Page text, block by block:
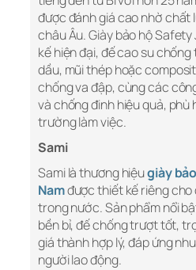
được đánh giá cao nhờ chất
châu Âu. Giày bảo hộ
kế hiện đại, đế cao su
dầu, mũi thép hoặc
chống va đập, cùng các
và chống đinh hiệu quả, phù
trường làm việc.
Sami
Sami là thương hiệugiày
Namđược thiết kế riêng cho
trong nước. Sản phẩm nổi
bền bỉ, đế chống trượt tốt,
giá thành hợp lý, đáp ứng
người lao động.